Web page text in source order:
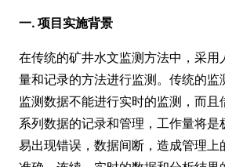
一. 项目实施背景
在传统的矿井水文监测方法中，采用
量和记录的方法进行监测。传统的监
监测数据不能进行实时的监测，而且
系列数据的记录和管理，工作量将是
易出现错误，数据间断，造成管理上